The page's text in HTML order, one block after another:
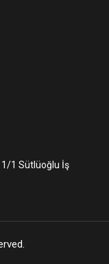
1 Sütlüoğlu İş